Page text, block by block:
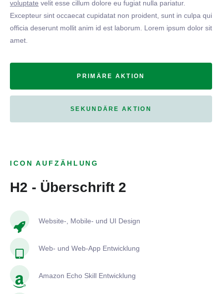
voluptate velit esse cillum dolore eu fugiat nulla pariatur.
Excepteur sint occaecat cupidatat non proident, sunt in culpa qui
officia deserunt mollit anim id est laborum. Lorem ipsum dolor sit
amet.
PRIMÄRE AKTION
SEKUNDÄRE AKTION
ICON AUFZÄHLUNG
H2 - Überschrift 2
Website-, Mobile- und UI Design
Web- und Web-App Entwicklung
Amazon Echo Skill Entwicklung